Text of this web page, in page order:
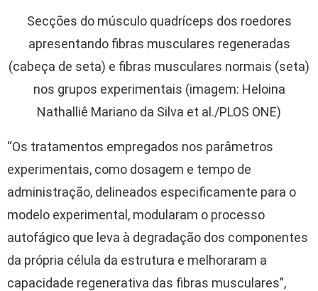
Secções do músculo quadríceps dos roedores
apresentando fibras musculares regeneradas
(cabeça de seta) e fibras musculares normais (seta)
nos grupos experimentais (imagem: Heloina
Nathalliê Mariano da Silva et al./PLOS ONE)
“Os tratamentos empregados nos parâmetros
experimentais, como dosagem e tempo de
administração, delineados especificamente para o
modelo experimental, modularam o processo
autofágico que leva à degradação dos componentes
da própria célula da estrutura e melhoraram a
capacidade regenerativa das fibras musculares”,